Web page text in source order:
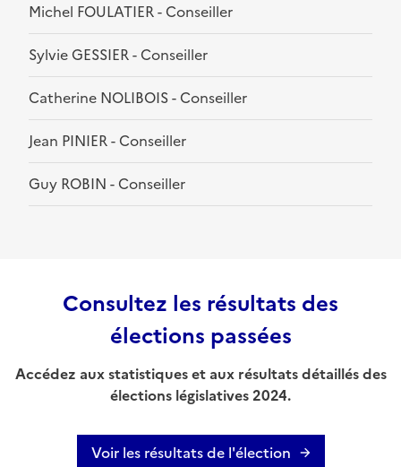
Michel FOULATIER - Conseiller
Sylvie GESSIER - Conseiller
Catherine NOLIBOIS - Conseiller
Jean PINIER - Conseiller
Guy ROBIN - Conseiller
Consultez les résultats des
élections passées
Accédez aux statistiques et aux résultats détaillés des
élections législatives 2024.
Voir les résultats de l'élection